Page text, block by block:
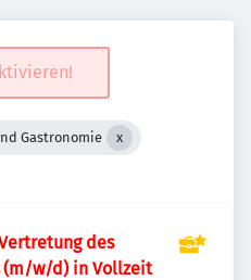
Gastronomie
des
w/d) in Vollzeit